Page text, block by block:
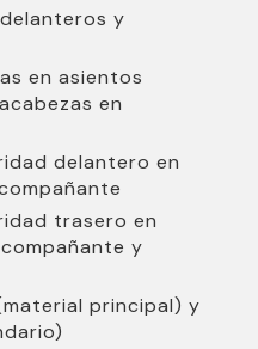
y
en asientos
en
delantero en
trasero en
y
principal) y